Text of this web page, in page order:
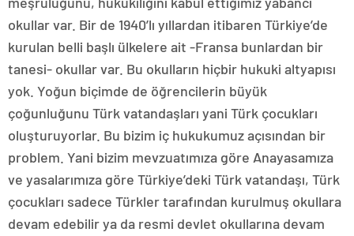
okullar var. Bir de 1940’lı yıllardan itibaren Türkiye’de
kurulan belli başlı ülkelere ait -Fransa bunlardan bir
tanesi- okullar var. Bu okulların hiçbir hukuki altyapısı
yok. Yoğun biçimde de öğrencilerin büyük
çoğunluğunu Türk vatandaşları yani Türk çocukları
oluşturuyorlar. Bu bizim iç hukukumuz açısından bir
problem. Yani bizim mevzuatımıza göre Anayasamıza
ve yasalarımıza göre Türkiye’deki Türk vatandaşı, Türk
çocukları sadece Türkler tarafından kurulmuş okullara
devam edebilir ya da resmi devlet okullarına devam